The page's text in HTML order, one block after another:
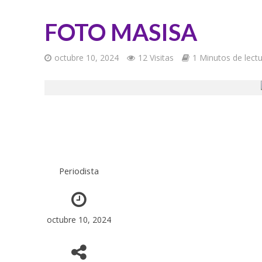
FOTO MASISA
octubre 10, 2024 12 Visitas 1 Minutos de
Periodista
octubre 10, 2024